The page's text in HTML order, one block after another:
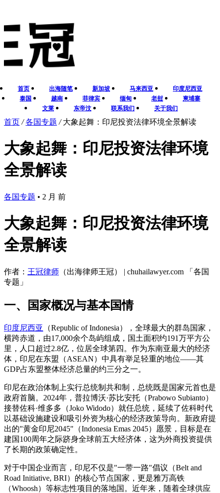
首页 出海随笔 新加坡 马来西亚
印度尼西亚
泰国
越南 菲律宾 缅甸 老挝
柬埔寨
文莱
东帝汶 联系我们 关于我们
首页 / 各国专题 / 大象起舞：印尼投资法律环境全景解读
大象起舞：印尼投资法律环境
全景解读
各国专题 • 2 月 前
大象起舞：印尼投资法律环境
全景解读
作者： 王冠律师 （出海律师王冠） | chuhailawyer.com 「各国
专题」
一、国家概况与基本国情
印度尼西亚
（Republic of Indonesia），全球最大的群岛国家，
横跨赤道，由17,000余个岛屿组成，国土面积约191万平方公
里，人口超过2.8亿，位居全球第四。作为东南亚最大的经济
体，印尼在东盟（ASEAN）中具有举足轻重的地位——其
GDP占东盟整体经济总量的约三分之一。
印尼在政治体制上实行总统制共和制，总统既是国家元首也是
政府首脑。2024年，普拉博沃·苏比安托（Prabowo Subianto）
接替佐科·维多多（Joko Widodo）就任总统，延续了佐科时代
以基础设施建设和吸引外资为核心的经济政策导向。新政府提
出的"黄金印尼2045"（Indonesia Emas 2045）愿景，目标是在
建国100周年之际跻身全球前五大经济体，这为外商投资提供
了长期的政策确定性。
对于中国企业而言，印尼不仅是"一带一路"倡议（Belt and
Road Initiative, BRI）的核心节点国家，更是雅万高铁
（Whoosh）等标志性项目的落地国。近年来，随着全球供应